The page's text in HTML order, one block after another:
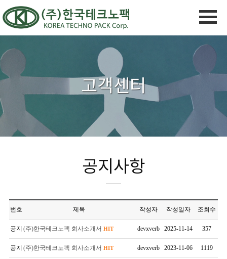
고객센터
공지사항
번호 제목 작성자 작성일자 조회수
공지 (주)한국테크노팩 회사소개서 HIT devxverb 2025-11-14 357
공지 (주)한국테크노팩 회사소개서 HIT devxverb 2023-11-06 1119